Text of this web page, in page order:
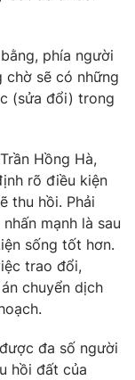
phía người
chờ sẽ có những
(sửa đổi) trong
Hồng Hà,
rõ điều kiện
thu hồi. Phải
mạnh là sau
sống tốt hơn.
trao đổi,
chuyển dịch
đa số người
hồi đất của